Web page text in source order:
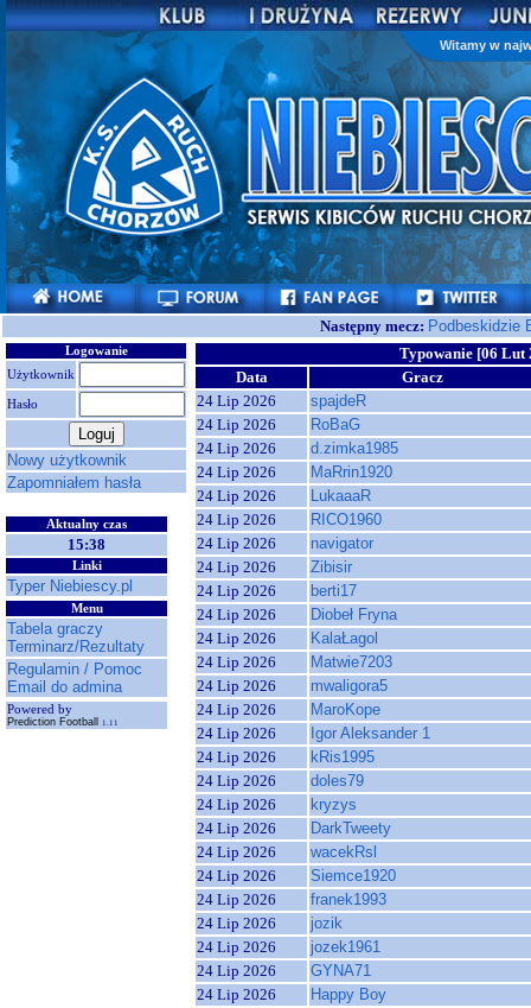
Witamy w
Następny mecz: Podbeskidzie
Logowanie
Użytkownik
Hasło
Nowy użytkownik
Zapomniałem hasła
Aktualny czas
15:38
Linki
Typer Niebiescy.pl
Menu
Tabela graczy
Terminarz/Rezultaty
Regulamin / Pomoc
Email do admina
Powered by
Prediction Football 1.11
Typowanie [06 Lut
Data
Gracz
24 Lip 2026
spajdeR
24 Lip 2026
RoBaG
24 Lip 2026
d.zimka1985
24 Lip 2026
MaRrin1920
24 Lip 2026
LukaaaR
24 Lip 2026
RICO1960
24 Lip 2026
navigator
24 Lip 2026
Zibisir
24 Lip 2026
berti17
24 Lip 2026
Diobeł Fryna
24 Lip 2026
KalaŁagol
24 Lip 2026
Matwie7203
24 Lip 2026
mwaligora5
24 Lip 2026
MaroKope
24 Lip 2026
Igor Aleksander 1
24 Lip 2026
kRis1995
24 Lip 2026
doles79
24 Lip 2026
kryzys
24 Lip 2026
DarkTweety
24 Lip 2026
wacekRsl
24 Lip 2026
Siemce1920
24 Lip 2026
franek1993
24 Lip 2026
jozik
24 Lip 2026
jozek1961
24 Lip 2026
GYNA71
24 Lip 2026
Happy Boy